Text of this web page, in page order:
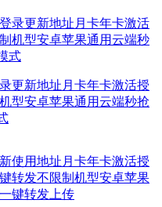
更新地址月卡年卡激活授
型安卓苹果通用云端秒抢